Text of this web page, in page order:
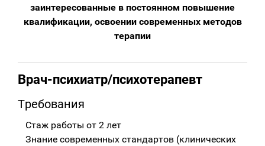
заинтересованные в постоянном повышение
квалификации, освоении современных методов
терапии
Врач-психиатр/психотерапевт
Требования
Стаж работы от 2 лет
Знание современных стандартов (клинических